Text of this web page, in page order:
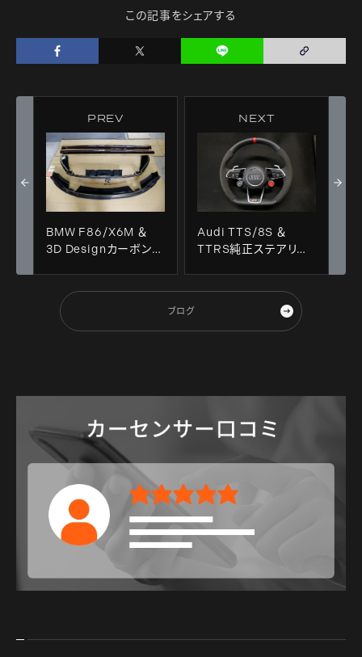
この記事をシェアする
PREV
BMW F86/X6M ＆
3D Designカーボンパ
NEXT
Audi TTS/8S ＆
TTRS純正ステアリン
ブログ